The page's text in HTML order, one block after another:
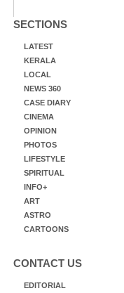
SECTIONS
LATEST
KERALA
LOCAL
NEWS 360
CASE DIARY
CINEMA
OPINION
PHOTOS
LIFESTYLE
SPIRITUAL
INFO+
ART
ASTRO
CARTOONS
CONTACT US
EDITORIAL